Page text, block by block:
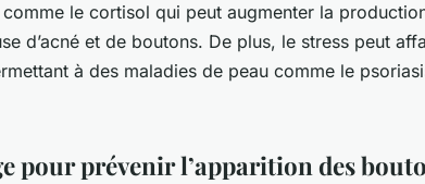
le cortisol qui peut augmenter la
d’acné et de boutons. De plus, le stress peut
à des maladies de peau comme le
pour prévenir l’apparition des